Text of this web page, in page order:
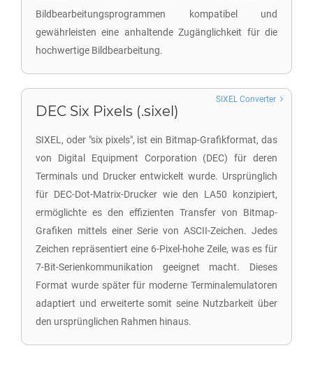
Bildbearbeitungsprogrammen kompatibel und
gewährleisten eine anhaltende Zugänglichkeit für die
hochwertige Bildbearbeitung.
DEC Six Pixels (.sixel)
SIXEL, oder "six pixels", ist ein Bitmap-Grafikformat, das
von Digital Equipment Corporation (DEC) für deren
Terminals und Drucker entwickelt wurde. Ursprünglich
für DEC-Dot-Matrix-Drucker wie den LA50 konzipiert,
ermöglichte es den effizienten Transfer von Bitmap-
Grafiken mittels einer Serie von ASCII-Zeichen. Jedes
Zeichen repräsentiert eine 6-Pixel-hohe Zeile, was es für
7-Bit-Serienkommunikation geeignet macht. Dieses
Format wurde später für moderne Terminalemulatoren
adaptiert und erweiterte somit seine Nutzbarkeit über
den ursprünglichen Rahmen hinaus.
SIXEL Converter